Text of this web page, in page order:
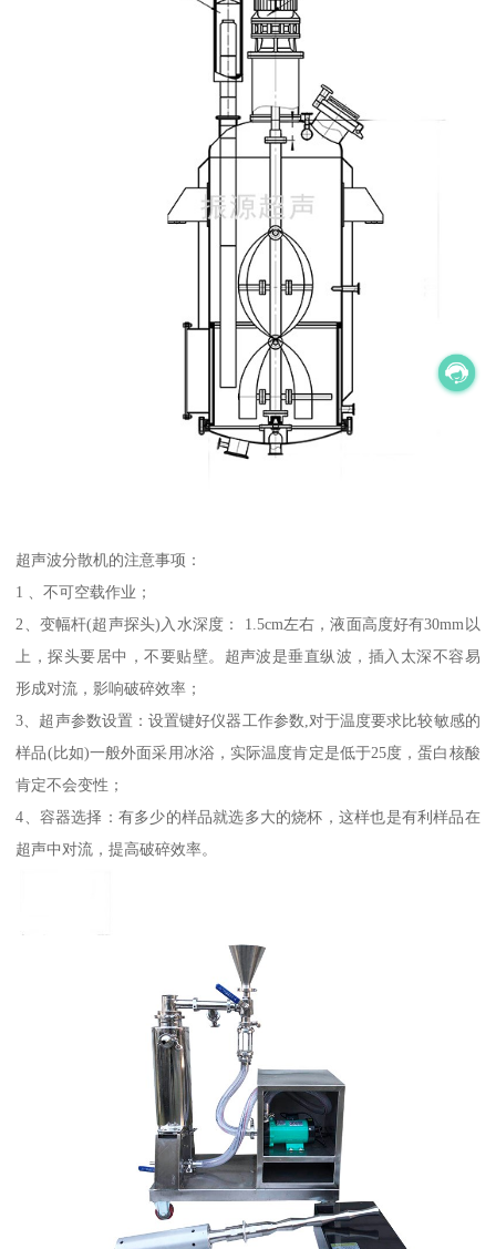
超声波分散机的注意事项：
1 、不可空载作业；
2、变幅杆(超声探头)入水深度： 1.5cm左右，液面高度好有30mm以
上，探头要居中，不要贴壁。超声波是垂直纵波，插入太深不容易
形成对流，影响破碎效率；
3、超声参数设置：设置键好仪器工作参数,对于温度要求比较敏感的
样品(比如)一般外面采用冰浴，实际温度肯定是低于25度，蛋白核酸
肯定不会变性；
4、容器选择：有多少的样品就选多大的烧杯，这样也是有利样品在
超声中对流，提高破碎效率。